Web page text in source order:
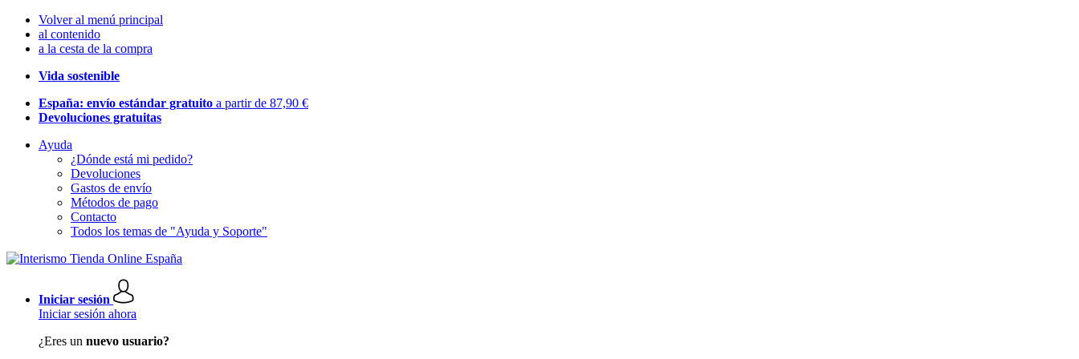
Volver al menú principal
al contenido
a la cesta de la compra
Vida sostenible
España: envío estándar gratuito a partir de 87,90 €
Devoluciones gratuitas
Ayuda
¿Dónde está mi pedido?
Devoluciones
Gastos de envío
Métodos de pago
Contacto
Todos los temas de "Ayuda y Soporte"
Iniciar sesión
Iniciar sesión ahora
¿Eres un nuevo usuario?